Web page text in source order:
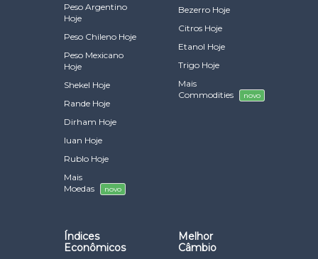
Peso Argentino
Hoje
Peso Chileno Hoje
Peso Mexicano
Hoje
Shekel Hoje
Rande Hoje
Dirham Hoje
Iuan Hoje
Rublo Hoje
Mais
Moedas
novo
Bezerro Hoje
Citros Hoje
Etanol Hoje
Trigo Hoje
Mais
Commodities
novo
Índices
Econômicos
Melhor
Câmbio